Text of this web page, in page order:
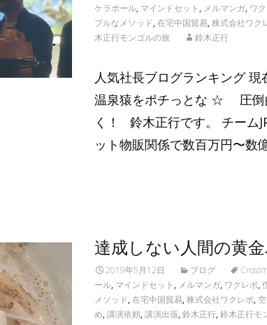
ケラポール, マインドセット , メルマンガ, ワ
プルなメソッド,在宅中国貿易,株式会社ワク
木正行モンゴルの旅
鈴木正行
人気社長ブログランキング 現
温泉猿をポチっとな ☆ 圧倒
く！ 鈴木正行です。 チーム
ット物販関係で数百万円〜数
達成しない人間の黄
2019年5月12日 ブログ
ール, マインドセット , メルマンガ, ワクレボ,
メソッド,在宅中国貿易,株式会社ワクレボ,
め,講演依頼,講演出張,鈴木正行,鈴木正行モ